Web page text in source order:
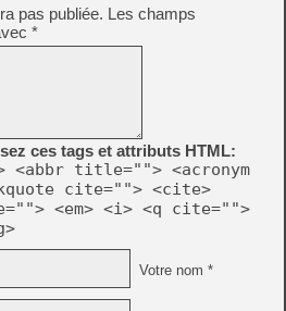
pas publiée. Les champs
*
ces tags et attributs HTML:
title=""> <acronym
cite=""> <cite>
<em> <i> <q cite="">
Votre nom *